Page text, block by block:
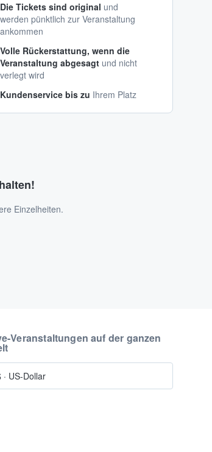
Die Tickets sind original und
werden pünktlich zur Veranstaltung
ankommen
Volle Rückerstattung, wenn die
Veranstaltung abgesagt und nicht
verlegt wird
Kundenservice bis zu Ihrem Platz
Einzelheiten.
Veranstaltungen auf der ganzen
· US-Dollar